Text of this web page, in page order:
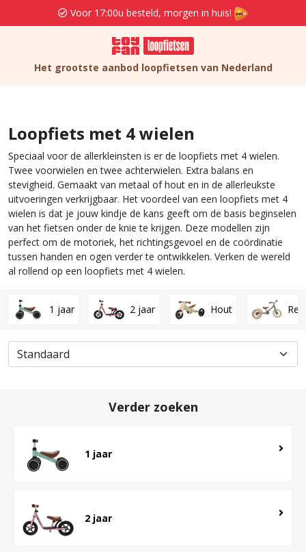
Voor 17:00u besteld, morgen in huis!
Het grootste aanbod loopfietsen van Nederland
Loopfiets met 4 wielen
Speciaal voor de allerkleinsten is er de loopfiets met 4 wielen.
Twee voorwielen en twee achterwielen. Extra balans en
stevigheid. Gemaakt van metaal of hout en in de allerleukste
uitvoeringen verkrijgbaar. Het voordeel van een loopfiets met 4
wielen is dat je jouw kindje de kans geeft om de basis beginselen
van het fietsen onder de knie te krijgen. Deze modellen zijn
perfect om de motoriek, het richtingsgevoel en de coördinatie
tussen handen en ogen verder te ontwikkelen. Verken de wereld
al rollend op een loopfiets met 4 wielen.
1 jaar 2 jaar Hout
Verder zoeken
1 jaar
2 jaar